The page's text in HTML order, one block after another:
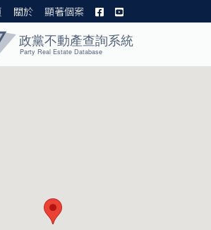
關於 顯著個案